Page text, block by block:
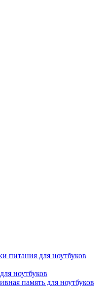
питания для ноутбуков
ноутбуков
память для ноутбуков